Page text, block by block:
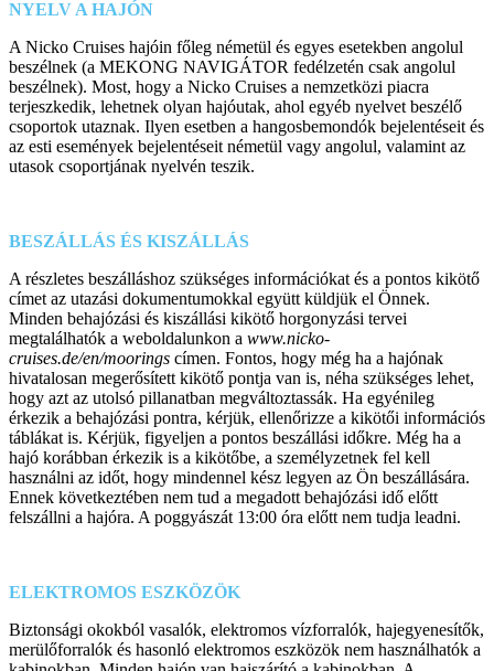
NYELV A HAJÓN
A Nicko Cruises hajóin főleg németül és egyes esetekben angolul
beszélnek (a MEKONG NAVIGÁTOR fedélzetén csak angolul
beszélnek). Most, hogy a Nicko Cruises a nemzetközi piacra
terjeszkedik, lehetnek olyan hajóutak, ahol egyéb nyelvet beszélő
csoportok utaznak. Ilyen esetben a hangosbemondók bejelentéseit és
az esti események bejelentéseit németül vagy angolul, valamint az
utasok csoportjának nyelvén teszik.
BESZÁLLÁS ÉS KISZÁLLÁS
A részletes beszálláshoz szükséges információkat és a pontos kikötő
címet az utazási dokumentumokkal együtt küldjük el Önnek.
Minden behajózási és kiszállási kikötő horgonyzási tervei
megtalálhatók a weboldalunkon a www.nicko-
cruises.de/en/moorings címen. Fontos, hogy még ha a hajónak
hivatalosan megerősített kikötő pontja van is, néha szükséges lehet,
hogy azt az utolsó pillanatban megváltoztassák. Ha egyénileg
érkezik a behajózási pontra, kérjük, ellenőrizze a kikötői információs
táblákat is. Kérjük, figyeljen a pontos beszállási időkre. Még ha a
hajó korábban érkezik is a kikötőbe, a személyzetnek fel kell
használni az időt, hogy mindennel kész legyen az Ön beszállására.
Ennek következtében nem tud a megadott behajózási idő előtt
felszállni a hajóra. A poggyászát 13:00 óra előtt nem tudja leadni.
ELEKTROMOS ESZKÖZÖK
Biztonsági okokból vasalók, elektromos vízforralók, hajegyenesítők,
merülőforralók és hasonló elektromos eszközök nem használhatók a